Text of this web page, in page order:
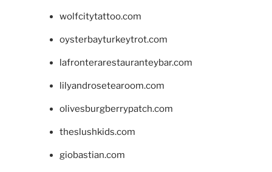
wolfcitytattoo.com
oysterbayturkeytrot.com
lafronterarestauranteybar.com
lilyandrosetearoom.com
olivesburgberrypatch.com
theslushkids.com
giobastian.com